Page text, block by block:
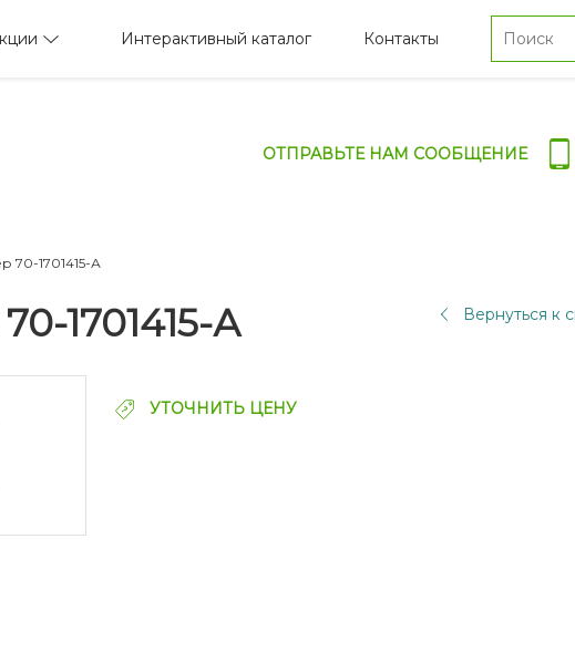
Интерактивный каталог Контакты
ОТПРАВЬТЕ НАМ СООБЩЕНИЕ
70-1701415-А
1701415-А Вернуться к
УТОЧНИТЬ ЦЕНУ